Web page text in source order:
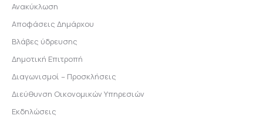
Ανακύκλωση
Αποφάσεις Δημάρχου
Βλάβες ύδρευσης
Δημοτική Επιτροπή
Διαγωνισμοί – Προσκλήσεις
Διεύθυνση Οικονομικών Υπηρεσιών
Εκδηλώσεις